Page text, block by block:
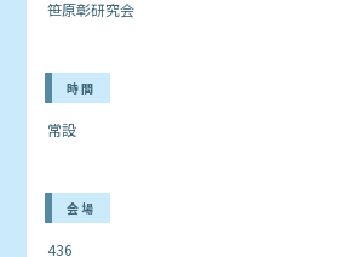
笹原彰研究会
時間
常設
会場
436